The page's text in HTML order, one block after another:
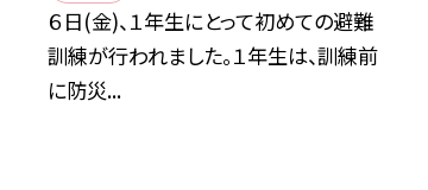
６日(金)、１年生にとって初めての避難
訓練が行われました。１年生は、訓練前
に防災...